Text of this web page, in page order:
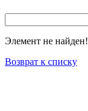
Элемент не найден!
Возврат к списку